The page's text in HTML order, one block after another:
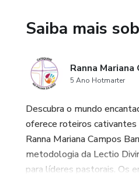
Saiba mais
Ranna
5 Ano Hotmarter
Descubra o mundo
oferece roteiros cativantes
Ranna Mariana Campos
metodologia da Lectio
para líderes pastorais. Os